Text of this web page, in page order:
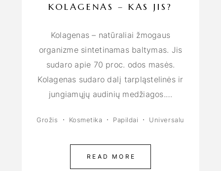
KOLAGENAS – KAS JIS?
Kolagenas – natūraliai žmogaus
organizme sintetinamas baltymas. Jis
sudaro apie 70 proc. odos masės.
Kolagenas sudaro dalį tarpląstelinės ir
jungiamųjų audinių medžiagos.…
Grožis Kosmetika Papildai Universalu
READ MORE